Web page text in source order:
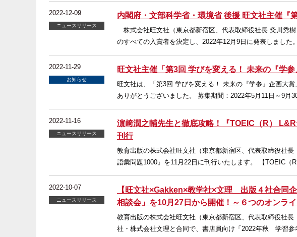
2022-12-09
ニュースリリース
内閣府・文部科学省・環境省 後援 旺文社主催『
株式会社旺文社（東京都新宿区、代表取締役社長 粂川秀
のすべての入賞者を決定し、2022年12月9日に発表しまし
2022-11-29
お知らせ
旺文社主催「第3回 学びを変える！ 未来の『学
旺文社は、「第3回 学びを変える！ 未来の『学参』企画大
ありがとうございました。 募集期間：2022年5月11日～9月
2022-11-16
ニュースリリース
濵﨑潤之輔先生と徹底攻略！『TOEIC（R）
刊行
教育出版の株式会社旺文社（東京都新宿区、代表取締役社
語彙問題1000』を11月22日に刊行いたします。 【TOEIC（
2022-10-07
ニュースリリース
【旺文社×Gakken×教学社×文理 出版４社合同
相談会」を10月27日から開催！～６つのオンラ
教育出版の株式会社旺文社（東京都新宿区、代表取締役社
社・株式会社文理と合同で、書店員向け「2022年秋 学習